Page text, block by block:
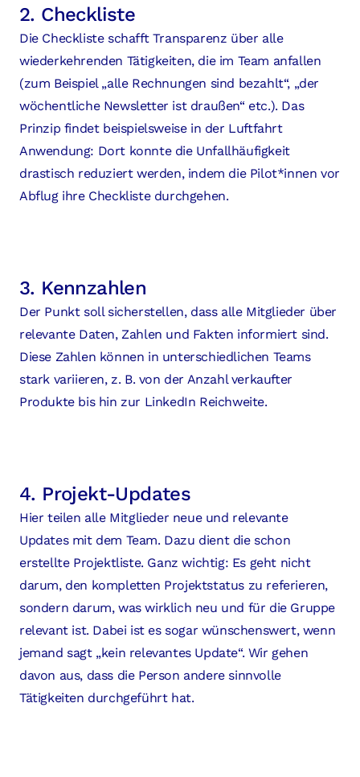
2. Checkliste
Die Checkliste schafft Transparenz über alle
wiederkehrenden Tätigkeiten, die im Team anfallen
(zum Beispiel „alle Rechnungen sind bezahlt“, „der
wöchentliche Newsletter ist draußen“ etc.). Das
Prinzip findet beispielsweise in der Luftfahrt
Anwendung: Dort konnte die Unfallhäufigkeit
drastisch reduziert werden, indem die Pilot*innen vor
Abflug ihre Checkliste durchgehen.
3. Kennzahlen
Der Punkt soll sicherstellen, dass alle Mitglieder über
relevante Daten, Zahlen und Fakten informiert sind.
Diese Zahlen können in unterschiedlichen Teams
stark variieren, z. B. von der Anzahl verkaufter
Produkte bis hin zur LinkedIn Reichweite.
4. Projekt-Updates
Hier teilen alle Mitglieder neue und relevante
Updates mit dem Team. Dazu dient die schon
erstellte Projektliste. Ganz wichtig: Es geht nicht
darum, den kompletten Projektstatus zu referieren,
sondern darum, was wirklich neu und für die Gruppe
relevant ist. Dabei ist es sogar wünschenswert, wenn
jemand sagt „kein relevantes Update“. Wir gehen
davon aus, dass die Person andere sinnvolle
Tätigkeiten durchgeführt hat.